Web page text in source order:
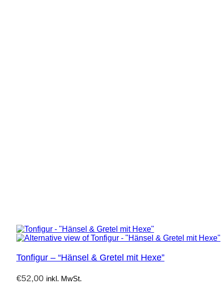
Tonfigur – “Hänsel & Gretel mit Hexe”
€52,00 inkl. MwSt.